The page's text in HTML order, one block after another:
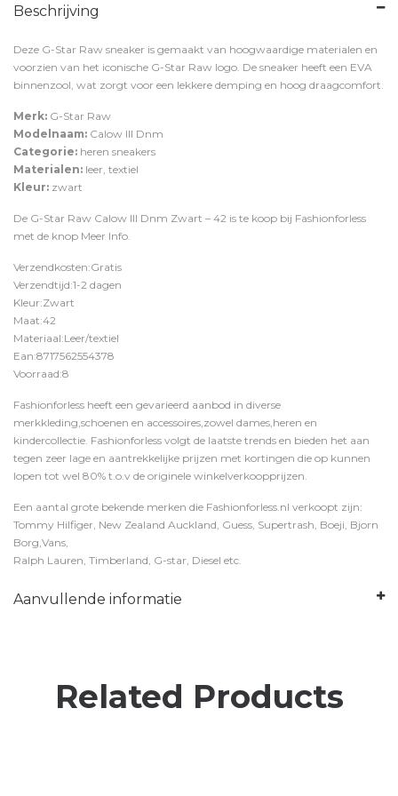
Beschrijving
Deze G-Star Raw sneaker is gemaakt van hoogwaardige materialen en
voorzien van het iconische G-Star Raw logo. De sneaker heeft een EVA
binnenzool, wat zorgt voor een lekkere demping en hoog draagcomfort.
Merk: G-Star Raw
Modelnaam: Calow III Dnm
Categorie: heren sneakers
Materialen: leer, textiel
Kleur: zwart
De G-Star Raw Calow III Dnm Zwart – 42 is te koop bij Fashionforless
met de knop Meer Info
Verzendkosten:Gratis
Verzendtijd:1-2 dagen
Kleur:Zwart
Maat:42
Materiaal:Leer/textiel
Ean:8717562554378
Voorraad:8
Fashionforless heeft een gevarieerd aanbod in diverse
merkkleding,schoenen en accessoires,zowel dames,heren en
kindercollectie. Fashionforless volgt de laatste trends en bieden het aan
tegen zeer lage en aantrekkelijke prijzen met kortingen die op kunnen
lopen tot wel 80% t.o.v de originele winkelverkoopprijzen.
Een aantal grote bekende merken die Fashionforless.nl verkoopt zijn:
Tommy Hilfiger, New Zealand Auckland, Guess, Supertrash, Boeji, Bjorn
Borg,Vans,
Ralph Lauren, Timberland, G-star, Diesel etc.
Aanvullende informatie
Related Products